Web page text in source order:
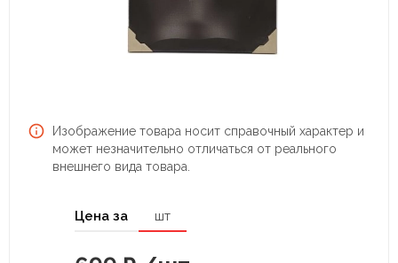
Изображение товара носит справочный характер и
может незначительно отличаться от реального
внешнего вида товара.
Цена за шт